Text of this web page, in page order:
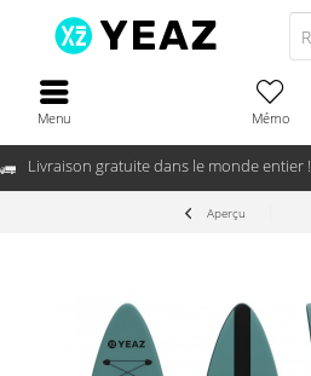
Livraison gratuite dans le monde entier !
Menu Mémo
Aperçu